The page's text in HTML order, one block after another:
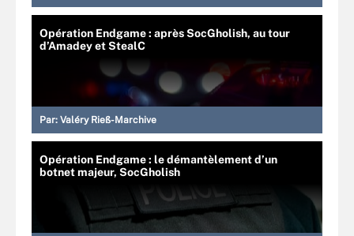
Opération Endgame : après SocGholish, au tour
d’Amadey et StealC
Par: Valéry Rieß-Marchive
Opération Endgame : le démantèlement d’un
botnet majeur, SocGholish